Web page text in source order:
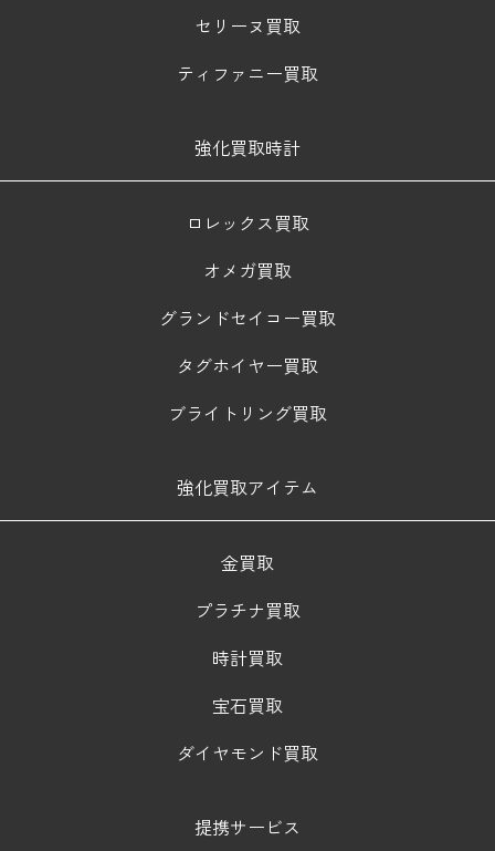
セリーヌ買取
ティファニー買取
強化買取時計
ロレックス買取
オメガ買取
グランドセイコー買取
タグホイヤー買取
ブライトリング買取
強化買取アイテム
金買取
プラチナ買取
時計買取
宝石買取
ダイヤモンド買取
提携サービス